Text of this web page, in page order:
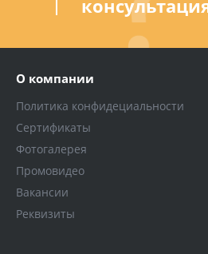
О компании
Политика конфидециальности
Сертификаты
Фотогалерея
Промовидео
Вакансии
Реквизиты